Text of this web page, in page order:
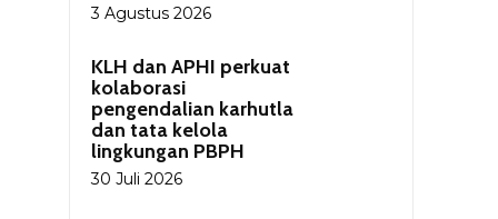
3 Agustus 2026
KLH dan APHI perkuat
kolaborasi
pengendalian karhutla
dan tata kelola
lingkungan PBPH
30 Juli 2026